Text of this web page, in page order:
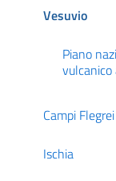
Vesuvio
Piano
vulcanico
Campi Flegrei
Ischia